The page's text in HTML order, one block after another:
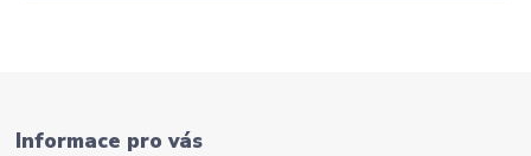
Informace pro vás